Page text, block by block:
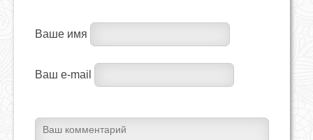
Ваше имя
Ваш e-mail